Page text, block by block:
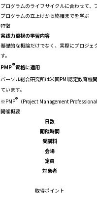
プログラムのライフサイクルに合わせて
プログラムの立上げから終結までを学ぶ
特徴
実践力重視の学習内容
基礎的な概論だけでなく、実際にプロジ
す。
PMP®資格に適用
パーソル総合研究所は米国PMI認定教育機
ています。
※PMP® （Project Management
開催概要
日数
開催時間
受講料
会場
定員
対象者
取得ポイント